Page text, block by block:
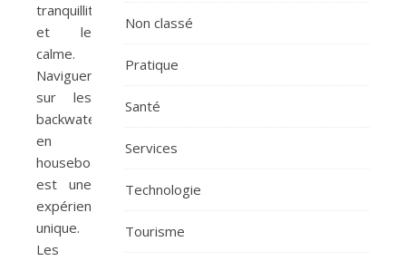
tranquillité
et le
calme.
Naviguer
sur les
backwaters
en
houseboat
est une
expérience
unique.
Les
Non classé
Pratique
Santé
Services
Technologie
Tourisme